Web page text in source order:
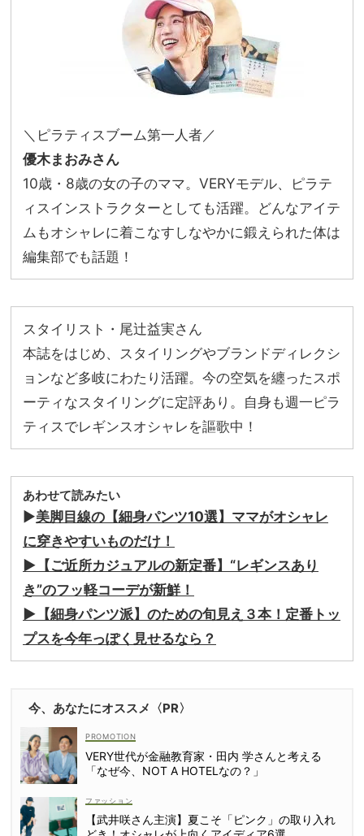
＼ピラティスブーム第一人者／
優木まおみさん
10歳・8歳の女の子のママ。VERYモデル、ピラテ
ィスインストラクターとしても活躍。どんなアイテ
ムもオシャレに着こなすしなやかに鍛えられた体は
編集部でも話題！
スタイリスト・尾辻益実さん
本誌をはじめ、スタイリングやブランドディレクシ
ョンなど多岐にわたり活躍。今の空気を纏ったスポ
ーティなスタイリングに定評あり。自身も週一ピラ
ティスでレギンスオシャレを謳歌中！
あわせて読みたい
▶︎美脚目線の【細身パンツ10選】ママがオシャレ
に穿きやすいものだけ！
▶︎【ご近所カジュアルの新定番】“レギンスあり
き”のフッ軽コーデが新鮮！
▶︎【細身パンツ派】のための旬見え３本！定番トッ
プスを今年っぽく見せるなら？
今、あなたにオススメ〈PR〉
VERY世代が金融教育家・田内 学さんと考える
「なぜ今、NOT A HOTELなの？」
ファッション
【武井咲さん主演】夏こそ「ピンク」の取り入れ